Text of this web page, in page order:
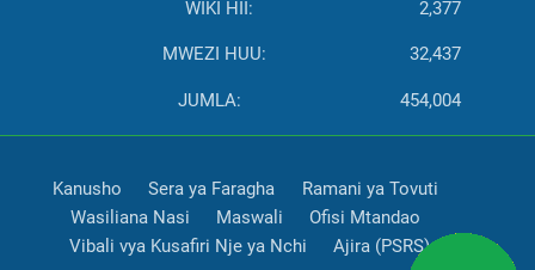
WIKI HII: 2,377
MWEZI HUU: 32,437
JUMLA: 454,004
Kanusho Sera ya Faragha
Ramani ya Tovuti
Wasiliana Nasi
Maswali
Ofisi Mtandao
Vibali vya Kusafiri Nje ya Nchi
Ajira (PSRS)